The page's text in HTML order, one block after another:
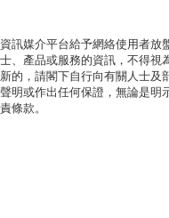
資訊媒介平台給予網絡使用者
、產品或服務的資訊，不得
的，請閣下自行向有關人士
明或作出任何保證，無論是
條款。